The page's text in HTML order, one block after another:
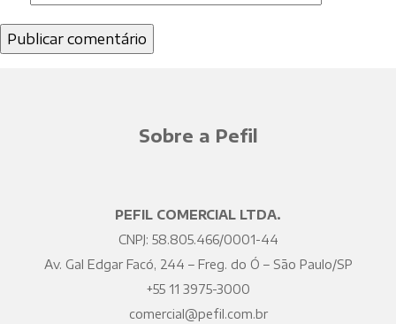
Sobre a Pefil
PEFIL COMERCIAL LTDA.
CNPJ: 58.805.466/0001-44
Av. Gal Edgar Facó, 244 – Freg. do Ó – São Paulo/SP
+55 11 3975-3000
comercial@pefil.com.br